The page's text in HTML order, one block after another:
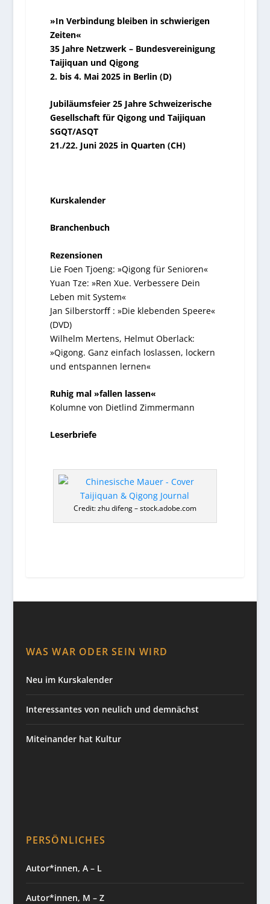
»In Verbindung bleiben in schwierigen
Zeiten«
35 Jahre Netzwerk – Bundesvereinigung
Taijiquan und Qigong
2. bis 4. Mai 2025 in Berlin (D)
Jubiläumsfeier 25 Jahre Schweizerische
Gesellschaft für Qigong und Taijiquan
SGQT/ASQT
21./22. Juni 2025 in Quarten (CH)
Kurskalender
Branchenbuch
Rezensionen
Lie Foen Tjoeng: »Qigong für Senioren«
Yuan Tze: »Ren Xue. Verbessere Dein
Leben mit System«
Jan Silberstorﬀ : »Die klebenden Speere«
(DVD)
Wilhelm Mertens, Helmut Oberlack:
»Qigong. Ganz einfach loslassen, lockern
und entspannen lernen«
Ruhig mal »fallen lassen«
Kolumne von Dietlind Zimmermann
Leserbriefe
Credit: zhu difeng – stock.adobe.com
WAS WAR ODER SEIN WIRD
Neu im Kurskalender
Interessantes von neulich und demnächst
Miteinander hat Kultur
PERSÖNLICHES
Autor*innen, A – L
Autor*innen, M – Z